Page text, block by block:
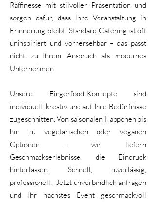
Raffinesse mit stilvoller Präsentation und
sorgen dafür, dass Ihre Veranstaltung in
Erinnerung bleibt. Standard-Catering ist oft
uninspiriert und vorhersehbar – das passt
nicht zu Ihrem Anspruch als modernes
Unternehmen.
Unsere Fingerfood-Konzepte sind
individuell, kreativ und auf Ihre Bedürfnisse
zugeschnitten. Von saisonalen Häppchen bis
hin zu vegetarischen oder veganen
Optionen – wir liefern
Geschmackserlebnisse, die Eindruck
hinterlassen. Schnell, zuverlässig,
professionell. Jetzt unverbindlich anfragen
und Ihr nächstes Event geschmackvoll